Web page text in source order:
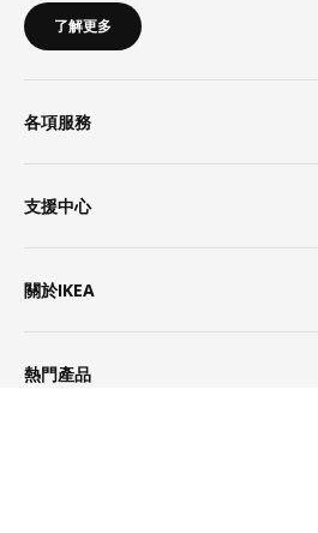
了解更多
各項服務
支援中心
關於IKEA
熱門產品